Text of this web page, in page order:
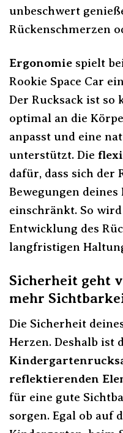
unbeschwert
Rückenschmerzen
Ergonomie spielt
Rookie Space Car
Der Rucksack ist so
optimal an die
anpasst und eine
unterstützt. Die
dafür, dass sich der
Bewegungen
einschränkt. So
Entwicklung des
langfristigen
Sicherheit geht
mehr
Die Sicherheit
Herzen. Deshalb ist
reflektierenden
für eine gute
sorgen. Egal ob auf